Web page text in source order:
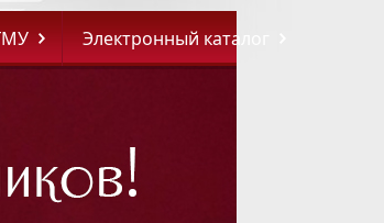
Электронный каталог